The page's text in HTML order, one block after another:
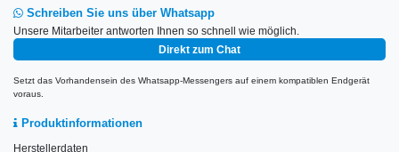
Schreiben Sie uns über Whatsapp
Unsere Mitarbeiter antworten Ihnen so schnell wie möglich.
Direkt zum Chat
Setzt das Vorhandensein des Whatsapp-Messengers auf einem kompatiblen Endgerät
voraus.
Produktinformationen
Herstellerdaten